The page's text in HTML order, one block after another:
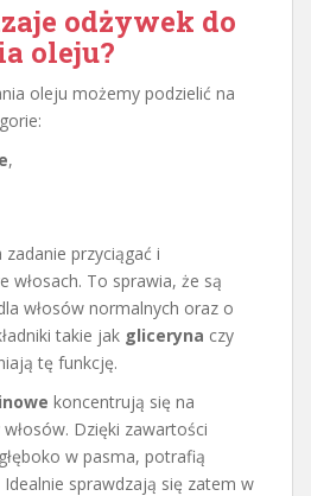
odżywek do
oleju?
oleju możemy podzielić na
,
zadanie przyciągać i
włosach. To sprawia, że są
włosów normalnych oraz o
takie jak gliceryna czy
tę funkcję.
koncentrują się na
Dzięki zawartości
w pasma, potrafią
sprawdzają się zatem w